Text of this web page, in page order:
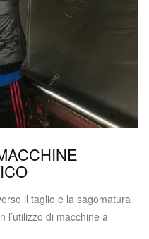
il taglio e la sagomatura
l’utilizzo di macchine a